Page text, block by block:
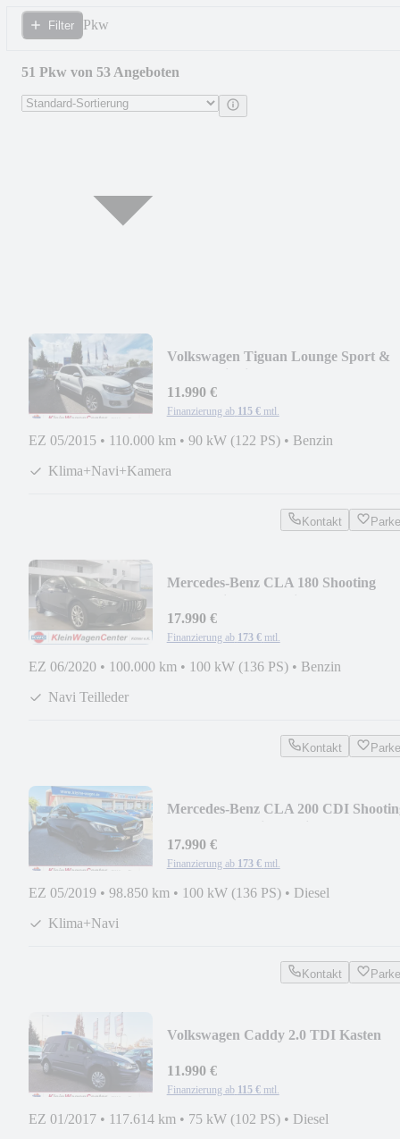
Filter Pkw
51 Pkw von 53 Angeboten
Volkswagen Tiguan Lounge Sport &
11.990 €
Finanzierung ab 115 € mtl.
EZ 05/2015 • 110.000 km • 90 kW (122 PS) • Benzin
Klima+Navi+Kamera
Kontakt
Mercedes-Benz CLA 180 Shooting
17.990 €
Finanzierung ab 173 € mtl.
EZ 06/2020 • 100.000 km • 100 kW (136 PS) • Benzin
Navi Teilleder
Kontakt
Mercedes-Benz CLA 200 CDI
17.990 €
Finanzierung ab 173 € mtl.
EZ 05/2019 • 98.850 km • 100 kW (136 PS) • Diesel
Klima+Navi
Kontakt
Volkswagen Caddy 2.0 TDI Kasten
11.990 €
Finanzierung ab 115 € mtl.
EZ 01/2017 • 117.614 km • 75 kW (102 PS) • Diesel